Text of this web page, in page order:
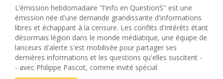
L’émission hebdomadaire "l'info en QuestionS" est une
émission née d'une demande grandissante d'informations
libres et échappant à la censure. Les conflits d'intérêts étant
désormais légion dans le monde médiatique, une équipe de
lanceurs d'alerte s'est mobilisée pour partager ses
dernières informations et les questions qu'elles suscitent -
- avec Philippe Pascot, comme invité spécial